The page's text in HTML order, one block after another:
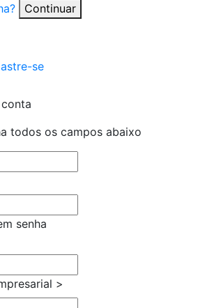
Continuar
se
todos os campos abaixo
senha
>